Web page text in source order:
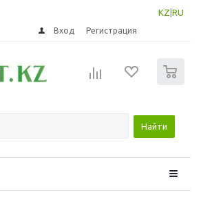
KZ RU
Вход Регистрация
Найти